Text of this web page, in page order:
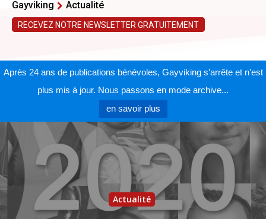
Gayviking Actualité
RECEVEZ NOTRE NEWSLETTER GRATUITEMENT